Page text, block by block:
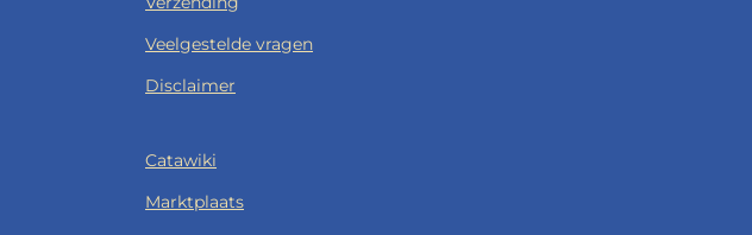
Veelgestelde vragen
Disclaimer
Catawiki
Marktplaats